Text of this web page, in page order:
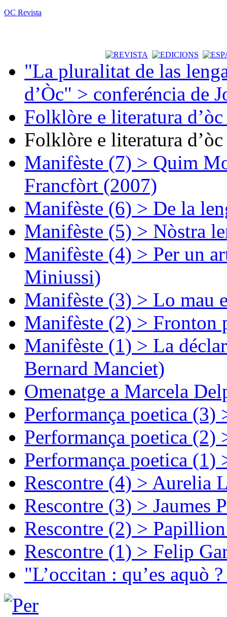
OC Revista
"La pluralitat de las
d’Òc" > conferéncia de
Folklòre e literatura
Folklòre e literatura
Manifèste (7) > Quim
Francfòrt (2007)
Manifèste (6) > De la
Manifèste (5) > Nòstra
Manifèste (4) > Per un
Miniussi)
Manifèste (3) > Lo mau
Manifèste (2) > Fronton
Manifèste (1) > La
Bernard Manciet)
Omenatge a Marcela
Performança poetica (3)
Performança poetica (2)
Performança poetica (1)
Rescontre (4) > Aurelia
Rescontre (3) > Jaumes
Rescontre (2) >
Rescontre (1) > Felip
"L’occitan : qu’es aquò